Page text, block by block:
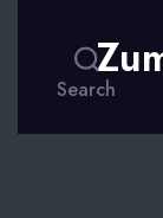
Search